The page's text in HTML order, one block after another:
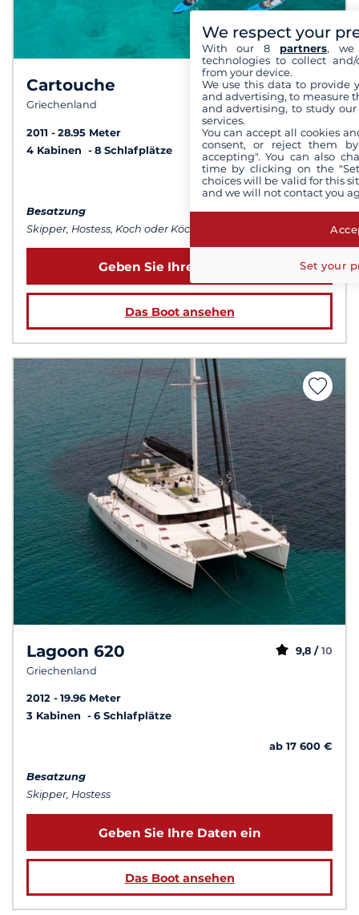
Cartouche
Griechenland
9,5 /10
2011
28.95 Meter
4 Kabinen
8 Schlafplätze
ab 61 255 €
Besatzung
Skipper, Hostess, Koch oder Köchin...
Geben Sie Ihre Daten ein
Das Boot ansehen
Lagoon 620
Griechenland
9,8 / 10
2012
19.96 Meter
3 Kabinen
6 Schlafplätze
ab 17 600 €
Besatzung
Skipper, Hostess
Geben Sie Ihre Daten ein
Das Boot ansehen
We respect your
With our 8 partners, we
technologies to collect
from your device.
We use this data to provide
and advertising, to measure
and advertising, to study
services.
You can accept all cookies
consent, or reject them
accepting". You can also
time by clicking on the
choices will be valid for this
and we will not contact you
Set your